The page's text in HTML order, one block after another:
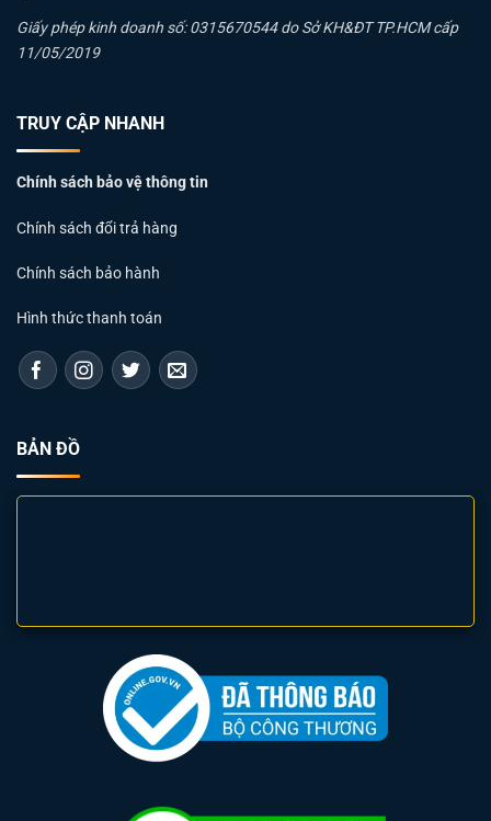
Giấy phép kinh doanh số: 0315670544 do Sở KH&ĐT TP.HCM cấp
11/05/2019
TRUY CẬP NHANH
Chính sách bảo vệ thông tin
Chính sách đổi trả hàng
Chính sách bảo hành
Hình thức thanh toán
BẢN ĐỒ